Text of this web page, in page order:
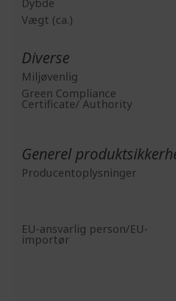
Dybde
Vægt (ca.)
Diverse
Miljøvenlig
Green Compliance
Certificate/ Authority
Generel
Producentoplysninger
EU-ansvarlig person/EU-
importør